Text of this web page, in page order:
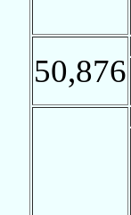
50,876